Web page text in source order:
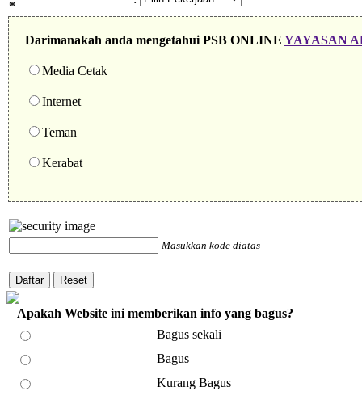
*
Darimanakah anda mengetahui PSB ONLINE YAYASAN
Media Cetak
Internet
Teman
Kerabat
Masukkan kode diatas
Apakah Website ini memberikan info yang bagus?
Bagus sekali
Bagus
Kurang Bagus